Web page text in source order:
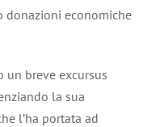
donazioni economiche
un breve excursus
la sua
l’ha portata ad